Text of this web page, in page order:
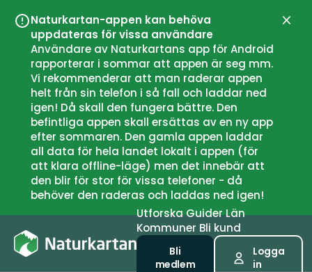
Naturkartan-appen kan behöva
uppdateras för vissa användare
Användare av Naturkartans app för Android
rapporterar i sommar att appen är seg mm.
Vi rekommenderar att man raderar appen
helt från sin telefon i så fall och laddar ned
igen! Då skall den fungera bättre. Den
befintliga appen skall ersättas av en ny app
efter sommaren. Den gamla appen laddar
all data för hela landet lokalt i appen (för
att klara offline-läge) men det innebär att
den blir för stor för vissa telefoner - då
behöver den raderas och laddas ned igen!
UtforskaGuiderLän
Kommuner Bli kund
Bli
medlem
Logga
in